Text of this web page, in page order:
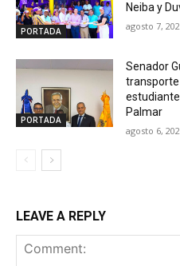
PORTADA
Neiba y
agosto 7,
PORTADA
Senador
Palmar
agosto 6,
LEAVE A REPLY